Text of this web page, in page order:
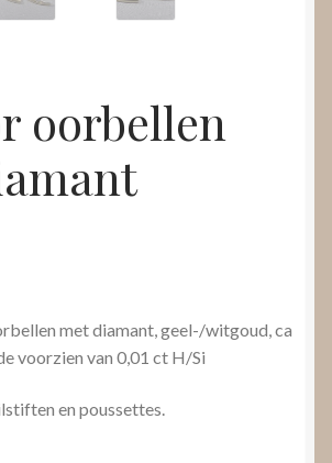
oorbellen
met diamant, geel-/witgoud, ca
voorzien van 0,01 ct H/Si
en poussettes.